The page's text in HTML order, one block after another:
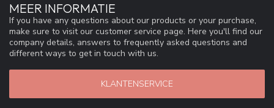
MEER INFORMATIE
If you have any questions about our products or your purchase,
make sure to visit our customer service page. Here you'll find our
company details, answers to frequently asked questions and
different ways to get in touch with us.
KLANTENSERVICE